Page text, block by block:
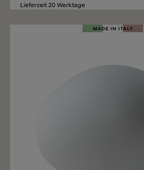
Lieferzeit 20 Werktage